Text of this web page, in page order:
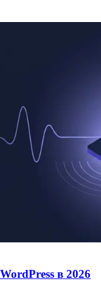
в 2026